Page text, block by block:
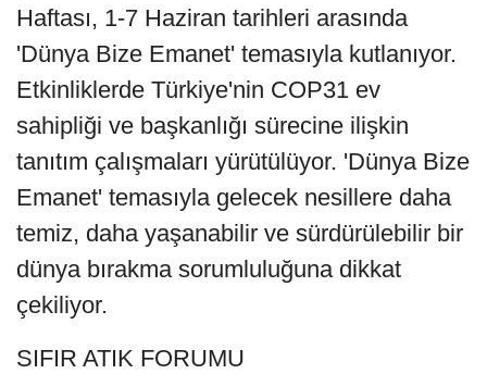
Haftası, 1-7 Haziran tarihleri arasında
'Dünya Bize Emanet' temasıyla kutlanıyor.
Etkinliklerde Türkiye'nin COP31 ev
sahipliği ve başkanlığı sürecine ilişkin
tanıtım çalışmaları yürütülüyor. 'Dünya Bize
Emanet' temasıyla gelecek nesillere daha
temiz, daha yaşanabilir ve sürdürülebilir bir
dünya bırakma sorumluluğuna dikkat
çekiliyor.
SIFIR ATIK FORUMU